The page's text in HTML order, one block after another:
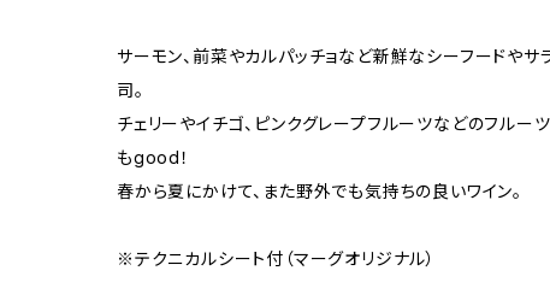
サーモン、前菜やカルパッチョなど新鮮なシーフードやサ
司。
チェリーやイチゴ、ピンクグレープフルーツなどのフルー
もgood！
春から夏にかけて、また野外でも気持ちの良いワイン。
※テクニカルシート付（マーグオリジナル）